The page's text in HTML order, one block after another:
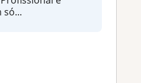
só...